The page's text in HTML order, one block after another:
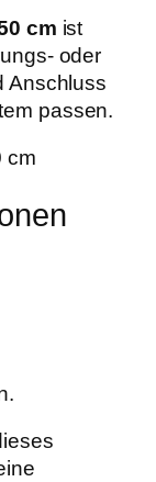
cm ist
oder
Anschluss
passen.
cm